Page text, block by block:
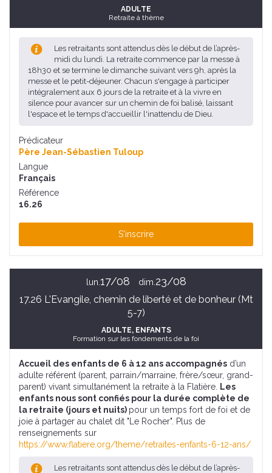
ADULTE
Retraite à thème
Les retraitants sont attendus dès le début de l’après-
midi du lundi. La retraite commence par la messe à
18h30 et se termine le dimanche suivant vers 9h, après la
messe et le petit-déjeuner. Chacun s'engage à participer
intégralement aux 6 jours de la retraite et à la vivre en
silence pour avancer sur un chemin de foi balisé, laissant
l'espace et le temps d'accueillir l'inattendu de Dieu.
Prédicateur
Père Jean-Sébastien Tuloup
Langue
Français
Référence
16.26
S'inscrire
lun. 17/08 dim. 23/08
17.26 L'Evangile, chemin de liberté et de bonheur (Mt
5-7)
ADULTE, ENFANTS
Formation sur les fondements de la foi
Accueil des enfants de 6 à 12 ans accompagnés d’un
adulte référent (parent, parrain/marraine, frère/sœur, grand-
parent) vivant simultanément la retraite à la Flatière.
Les
enfants nous sont confiés pour la durée complète de
la retraite (jours et nuits) pour un temps fort de foi et de
joie à partager au chalet dit "Le Rocher". Plus de
renseignements sur
https://www.flatiere.org/theme/retraites-enfants-6-12-ans/
Les retraitants sont attendus dès le début de l’après-